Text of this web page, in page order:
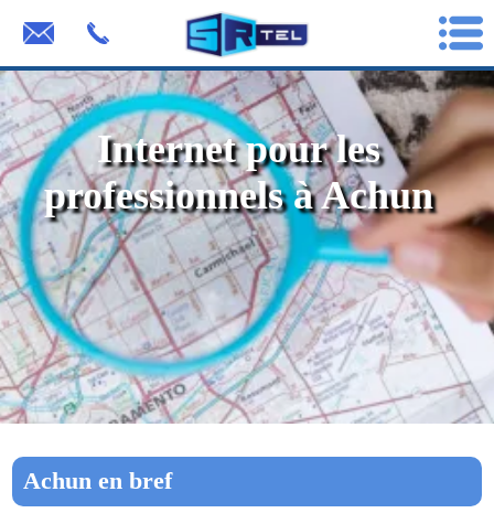
Internet pour les
professionnels à Achun
Achun en bref